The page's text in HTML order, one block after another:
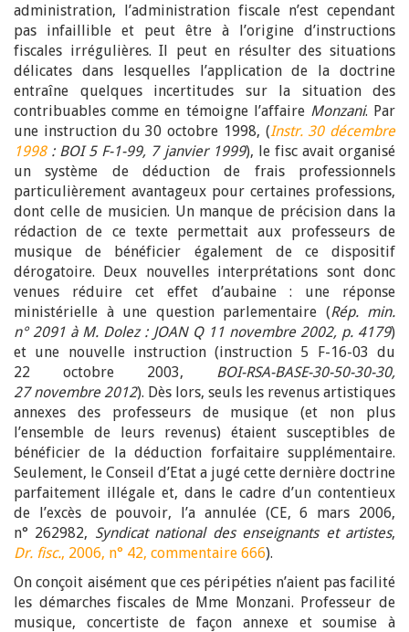
administration, l’administration fiscale n’est cependant
pas infaillible et peut être à l’origine d’instructions
fiscales irrégulières. Il peut en résulter des situations
délicates dans lesquelles l’application de la doctrine
entraîne quelques incertitudes sur la situation des
contribuables comme en témoigne l’affaire Monzani. Par
une instruction du 30 octobre 1998, (Instr. 30 décembre
1998: BOI 5 F-1-99, 7 janvier 1999), le fisc avait organisé
un système de déduction de frais professionnels
particulièrement avantageux pour certaines professions,
dont celle de musicien. Un manque de précision dans la
rédaction de ce texte permettait aux professeurs de
musique de bénéficier également de ce dispositif
dérogatoire. Deux nouvelles interprétations sont donc
venues réduire cet effet d’aubaine : une réponse
ministérielle à une question parlementaire (Rép. min.
n° 2091 à M. Dolez : JOAN Q 11 novembre 2002, p. 4179)
et une nouvelle instruction (instruction 5 F-16-03 du
22 octobre 2003, BOI-RSA-BASE-30-50-30-30,
27 novembre 2012). Dès lors, seuls les revenus artistiques
annexes des professeurs de musique (et non plus
l’ensemble de leurs revenus) étaient susceptibles de
bénéficier de la déduction forfaitaire supplémentaire.
Seulement, le Conseil d’Etat a jugé cette dernière doctrine
parfaitement illégale et, dans le cadre d’un contentieux
de l’excès de pouvoir, l’a annulée (CE, 6 mars 2006,
n° 262982, Syndicat national des enseignants et artistes,
Dr. fisc., 2006, n° 42, commentaire 666).
On conçoit aisément que ces péripéties n’aient pas facilité
les démarches fiscales de Mme Monzani. Professeur de
musique, concertiste de façon annexe et soumise à